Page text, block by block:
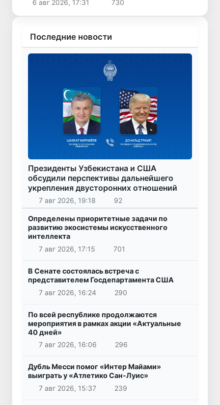
6 авг 2026, 17:31 730
Последние новости
Президенты Узбекистана и США
обсудили перспективы дальнейшего
укрепления двусторонних отношений
7 авг 2026, 19:18 92
Определены приоритетные задачи по
развитию экосистемы искусственного
интеллекта
7 авг 2026, 17:15
701
В Сенате состоялась встреча с
представителем Госдепартамента США
7 авг 2026, 16:24
290
По всей республике продолжаются
мероприятия в рамках акции «Актуальные
40 дней»
7 авг 2026, 16:06
296
Дубль Месси помог «Интер Майами»
выиграть у «Атлетико Сан-Луис»
7 авг 2026, 15:37
239